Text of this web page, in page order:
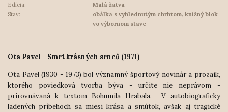
Edícia:
Malá žatva
Stav:
obálka s vyblednutým chrbtom, knižný blok
vo výbornom stave
Ota Pavel - Smrt krásných srnců (1971)
Ota Pavel (1930 - 1973) bol významný športový novinár a prozaik,
ktorého poviedková tvorba býva - určite nie neprávom -
prirovnávaná k textom Bohumila Hrabala. V autobiograficky
ladených príbehoch sa miesi krása a smútok, avšak aj tragické